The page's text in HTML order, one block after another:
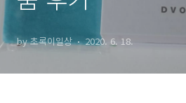
by 초록이일상 2020. 6. 18.